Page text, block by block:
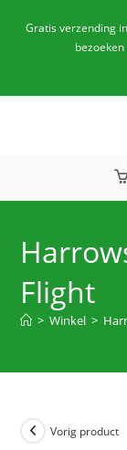
naarGratis verzending
Flight
> Winkel >
Vorig product